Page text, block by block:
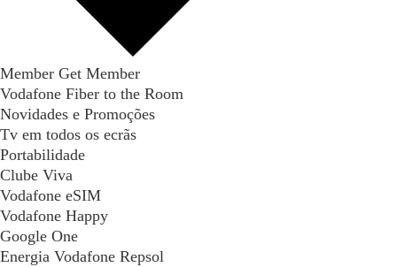
Member Get Member
Vodafone Fiber to the Room
Novidades e Promoções
Tv em todos os ecrãs
Portabilidade
Clube Viva
Vodafone eSIM
Vodafone Happy
Google One
Energia Vodafone Repsol